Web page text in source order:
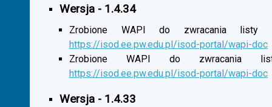
Wersja - 1.4.34
Zrobione WAPI do zwracania listy
https://isod.ee.pw.edu.pl/isod-portal/wapi-doc
Zrobione WAPI do zwracania listy
https://isod.ee.pw.edu.pl/isod-portal/wapi-doc
Wersja - 1.4.33